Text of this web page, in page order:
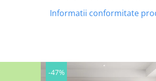
Informatii conformitate
-47%